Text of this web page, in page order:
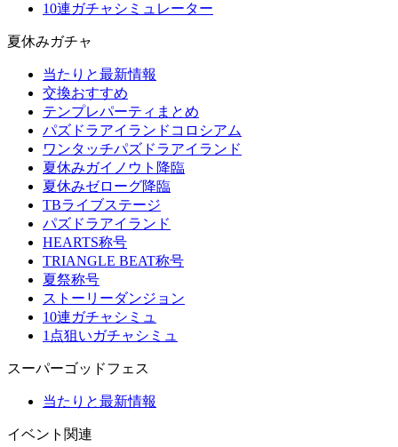
10連ガチャシミュレーター
夏休みガチャ
当たりと最新情報
交換おすすめ
テンプレパーティまとめ
パズドラアイランドコロシアム
ワンタッチパズドラアイランド
夏休みガイノウト降臨
夏休みゼローグ降臨
TBライブステージ
パズドラアイランド
HEARTS称号
TRIANGLE BEAT称号
夏祭称号
ストーリーダンジョン
10連ガチャシミュ
1点狙いガチャシミュ
スーパーゴッドフェス
当たりと最新情報
イベント関連